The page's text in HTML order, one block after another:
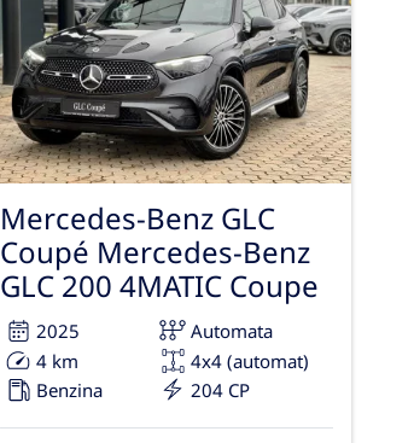
Mercedes-Benz GLC
Coupé Mercedes-Benz
GLC 200 4MATIC Coupe
2025
Automata
4 km
4x4 (automat)
Benzina
204 CP